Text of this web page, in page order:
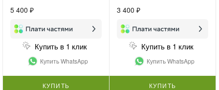
5 400 ₽
Купить в 1 клик
Купить WhatsApp
КУПИТЬ
3 400 ₽
Купить в 1 клик
Купить WhatsApp
КУПИТЬ